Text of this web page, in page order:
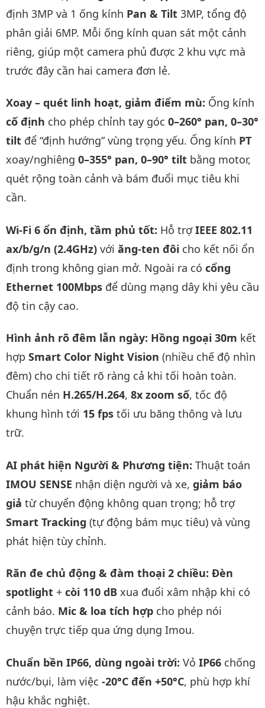
định 3MP và 1 ống kính Pan & Tilt 3MP, tổng độ
phân giải 6MP. Mỗi ống kính quan sát một cảnh
riêng, giúp một camera phủ được 2 khu vực mà
trước đây cần hai camera đơn lẻ.
Xoay – quét linh hoạt, giảm điểm mù: Ống kính
cố định cho phép chỉnh tay góc 0–260° pan, 0–30°
tilt để “định hướng” vùng trọng yếu. Ống kính PT
xoay/nghiêng 0–355° pan, 0–90° tilt bằng motor,
quét rộng toàn cảnh và bám đuổi mục tiêu khi
cần.
Wi-Fi 6 ổn định, tầm phủ tốt: Hỗ trợIEEE 802.11
ax/b/g/n (2.4GHz) với ăng-ten đôi cho kết nối ổn
định trong không gian mở. Ngoài ra có cổng
Ethernet 100Mbps để dùng mạng dây khi yêu cầu
độ tin cậy cao.
Hình ảnh rõ đêm lẫn ngày: Hồng ngoại 30m kết
hợp Smart Color Night Vision (nhiều chế độ nhìn
đêm) cho chi tiết rõ ràng cả khi tối hoàn toàn.
Chuẩn nén H.265/H.264, 8x zoom số, tốc độ
khung hình tới 15 fps tối ưu băng thông và lưu
trữ.
AI phát hiện Người & Phương tiện: Thuật toán
IMOU SENSE nhận diện người và xe, giảm báo
giả từ chuyển động không quan trọng; hỗ trợ
Smart Tracking (tự động bám mục tiêu) và vùng
phát hiện tùy chỉnh.
Răn đe chủ động & đàm thoại 2 chiều: Đèn
spotlight + còi 110 dB xua đuổi xâm nhập khi có
cảnh báo. Mic & loa tích hợp cho phép nói
chuyện trực tiếp qua ứng dụng Imou.
Chuẩn bền IP66, dùng ngoài trời: Vỏ IP66 chống
nước/bụi, làm việc -20°C đến +50°C, phù hợp khí
hậu khắc nghiệt.